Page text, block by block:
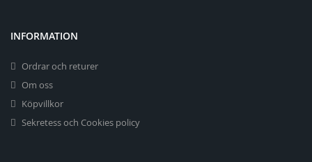
INFORMATION
Ordrar och returer
Om oss
Köpvillkor
Sekretess och Cookies policy